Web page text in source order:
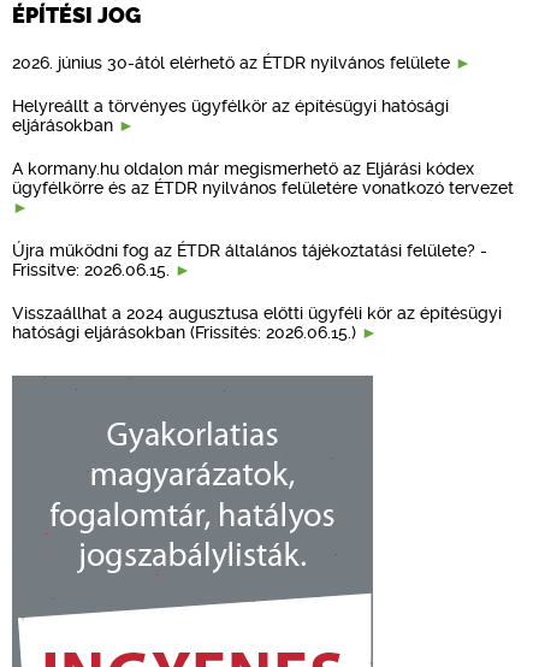
ÉPÍTÉSI JOG
2026. június 30-ától elérhető az ÉTDR nyilvános felülete
Helyreállt a törvényes ügyfélkör az építésügyi hatósági
eljárásokban
A kormany.hu oldalon már megismerhető az Eljárási kódex
ügyfélkörre és az ÉTDR nyilvános felületére vonatkozó tervezet
Újra működni fog az ÉTDR általános tájékoztatási felülete? -
Frissítve: 2026.06.15.
Visszaállhat a 2024 augusztusa előtti ügyféli kör az építésügyi
hatósági eljárásokban (Frissítés: 2026.06.15.)